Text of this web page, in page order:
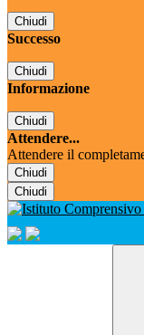
Chiudi
Successo
Chiudi
Informazione
Chiudi
Attendere...
Attendere il
Chiudi
Chiudi